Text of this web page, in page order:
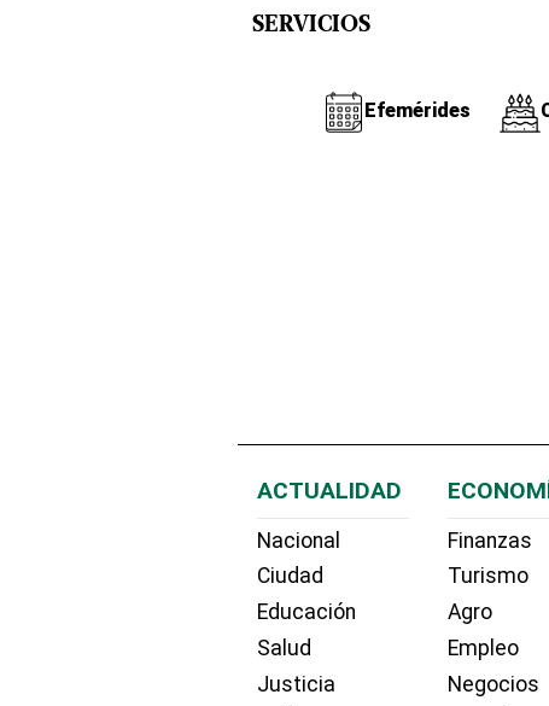
SERVICIOS
Efemérides
ACTUALIDAD
Nacional
Ciudad
Educación
Salud
Justicia
Finanzas
Turismo
Agro
Empleo
Negocios